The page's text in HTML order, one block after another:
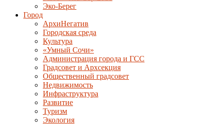
Эко-Берег
Город
АрхиНегатив
Городская среда
Культура
«Умный Сочи»
Администрация города и ГСС
Градсовет и Архсекция
Общественный градсовет
Недвижимость
Инфраструктура
Развитие
Туризм
Экология